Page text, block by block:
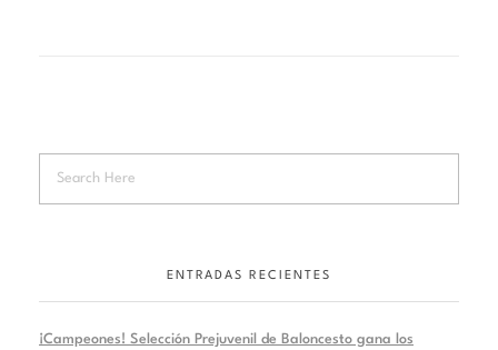
ENTRADAS RECIENTES
¡Campeones! Selección Prejuvenil de Baloncesto gana los